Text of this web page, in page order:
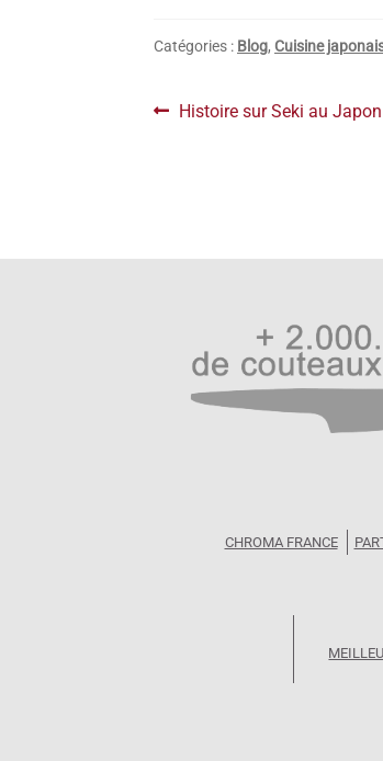
Catégories : Blog,Cuisine
Navigation
Article
Histoire sur Seki au Japon
CHROMA FRANCE